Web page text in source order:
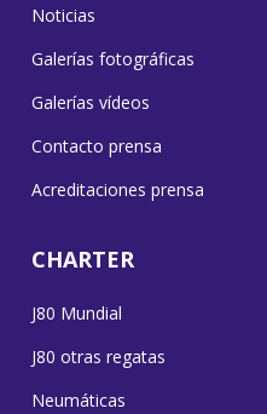
Noticias
Galerías fotográficas
Galerías vídeos
Contacto prensa
Acreditaciones prensa
CHARTER
J80 Mundial
J80 otras regatas
Neumáticas